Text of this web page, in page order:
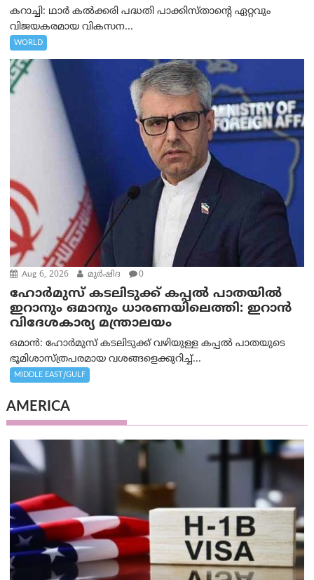
കറാച്ചി: ഥാർ കൽക്കരി പദ്ധതി പാക്കിസ്താന്റെ ഏറ്റവും
വിജയകരമായ വികസന...
WORLD
Aug 6, 2026 മുര്‍ഷിദ 0
ഹോർമുസ് കടലിടുക്ക് കപ്പൽ പാതയിൽ
ഇറാനും ഒമാനും ധാരണയിലെത്തി: ഇറാൻ
വിദേശകാര്യ മന്ത്രാലയം
ഒമാന്‍: ഹോർമുസ് കടലിടുക്ക് വഴിയുള്ള കപ്പൽ പാതയുടെ
ഭൂമിശാസ്ത്രപരമായ വശങ്ങളെക്കുറിച്ച്...
MIDDLE EAST/GULF
AMERICA